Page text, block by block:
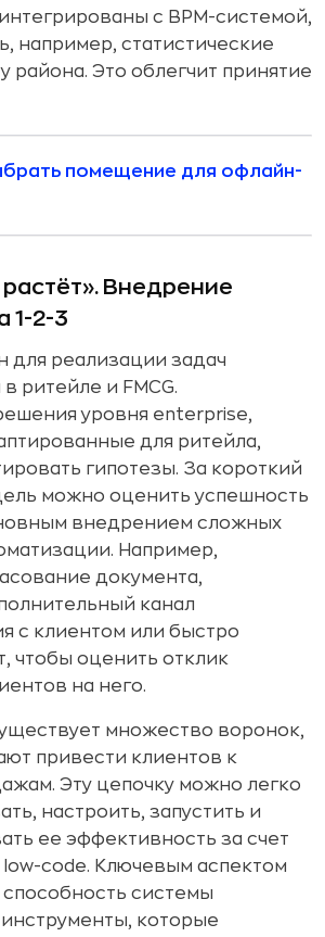
с BPM-системой,
например, статистические
района. Это облегчит принятие
помещение для офлайн-
Внедрение
1-2-3
для реализации задач
ритейле и FMCG.
уровня enterprise,
для ритейла,
гипотезы. За короткий
можно оценить успешность
внедрением сложных
Например,
документа,
канал
с клиентом или быстро
чтобы оценить отклик
на него.
множество воронок,
привести клиентов к
Эту цепочку можно легко
настроить, запустить и
ее эффективность за счет
low-code. Ключевым аспектом
способность системы
которые